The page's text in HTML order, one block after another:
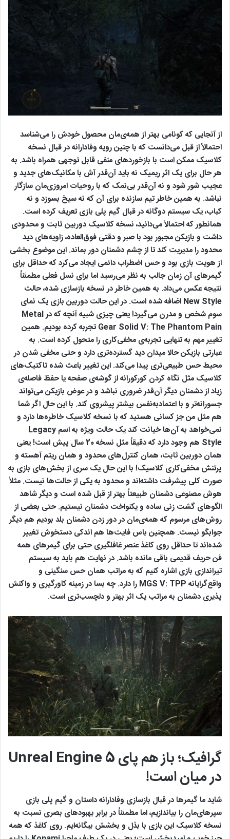
از آنجایی که کونامی بهتر از همه‌ی‌مان محصول خودش را می‌شناسد
احتمالاً از قبل می‌دانست که با چنین رویه وفادارانه در قبال نسخه
کلاسیک ممکن است با بازخوردهای منفی قابل توجهی همراه باشد. به
هر حال برای یک اثر ریمیک نه باید آن‌قدر آش با مکانیک‌های جدید و
عجیب شور شود و نه آن‌قدر بی‌نمک که با روحیات امروزی‌مان سازگار
نباشد. به همین خاطر تیم سازنده برای آن که نه سیخ بسوزد و نه
کباب، یک سیستم دوگانه در قبال گیم پلی بازی تعریف کرده است.
همانطور که احتمالاً می‌دانید، نسخه کلاسیک دوربین ثابت و محدودی
داشت و بازیکن مجبور بود با صبر و دقتی فوق‌العاده، زاویه‌های دید
محدود را مدیریت کند تا از چشم دشمنان دور بماند. این موضوع بخشی
از هویت بازی بود و حس اضطراب دائمی ایجاد می‌کرد که حداقل برای
گیمرهای آن زمان جالب به نظر می‌رسید اما برای نسل فعلی مطمئناً
نتیجه عکس می‌داد. به همین خاطر در نسخه بازسازی شده، حالت
New Style اضافه شده است. در این حالت دوربین بازی یک نمای
سوم شخص و مدرن می‌گیرد! یعنی چیزی شبیه آنچه که در Metal
Gear Solid V: The Phantom Pain تجربه کرده بودیم. همین
تغییر مهم به تنهایی تجربه‌ی مخفی‌کاری را متحول کرده است. به
عبارتی بازیکن حالا میدان دید گسترده‌تری دارد و حتی مخفی شدن در
محیط حس طبیعی‌تری پیدا می‌کند. این تغییر باعث شده تاکتیک‌های
کلاسیک مثل نگاه ‌کردن کورکورانه از گوشه‌ی صفحه یا حفظ فاصله‌ی
زیاد از دشمنان دیگر آن‌قدر ضروری نباشد و در عوض بازیکن می‌تواند
جسورانه‌تر و با اعتمادبه‌نفس بیشتر پیشروی کند. با این حال اگر شما
هم مثل من جز کسانی هستید که با نسخه کلاسیک خاطره‌ها دارد و
نمی‌خواهد به آن‌ها خیانت کند یک حالت ویژه به اسم Legacy
Style هم وجود دارد که دقیقاً مثل نسخه 20 سال پیش است! یعنی
همان دوربین ثابت، همان کنترل‌های محدود و همان ریتم آهسته و
پرتنش مخفی‌کاری کلاسیک! با این حال یک سری از بخش‌های بازی به
صورت کلی پیشرفت داشته‌اند و محدود به یکی از حالت‌ها نیست. مثلاً
هوش مصنوعی دشمنان طبیعتاً بهتر از قبل شده است و دیگر شاهد
الگوهای گشت زنی ساده و یکنواخت دشمنان نیستیم. حتی بعضی از
روش‌های مرسوم که همه‌ی‌مان در دور زدن دشمنان بلد بودیم هم دیگر
جوابگو نیست. همچنین باس فایت‌ها هم اندکی دستخوش تغییر
شده‌اند تا حداقل روی کاغذ عنصر غافلگیری حتی برای گیمرهای همه
فن حریف قدیمی باقی مانده باشد. در نهایت هم باید به سیستم
تیراندازی بازی اشاره کنیم که به مراتب همان حس سنگینی و
واقع‌گرایانه MGS V: TPP را دارد. چه بسا در زمینه کاورگیری و واکنش
پذیری دشمنان به مراتب یک اثر بهتر و دلچسب‌تری است.
گرافیک؛ باز هم پای Unreal Engine 5
در میان است!
شاید ما گیمرها در قبال بازسازی وفادارانه داستان و گیم پلی بازی
سپرهای‌مان را بیاندازیم، اما مطمئناً در برابر بهبودهای بصری نسبت به
نسخه کلاسیک این بازی با بذل و بخشش بیگانه‌ایم. روی کاغذ که همه